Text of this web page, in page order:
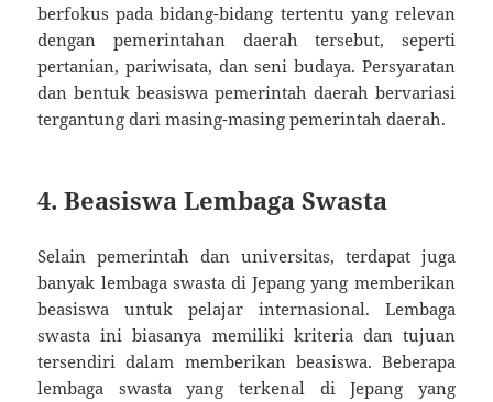
berfokus pada bidang-bidang tertentu yang relevan
dengan pemerintahan daerah tersebut, seperti
pertanian, pariwisata, dan seni budaya. Persyaratan
dan bentuk beasiswa pemerintah daerah bervariasi
tergantung dari masing-masing pemerintah daerah.
4. Beasiswa Lembaga Swasta
Selain pemerintah dan universitas, terdapat juga
banyak lembaga swasta di Jepang yang memberikan
beasiswa untuk pelajar internasional. Lembaga
swasta ini biasanya memiliki kriteria dan tujuan
tersendiri dalam memberikan beasiswa. Beberapa
lembaga swasta yang terkenal di Jepang yang